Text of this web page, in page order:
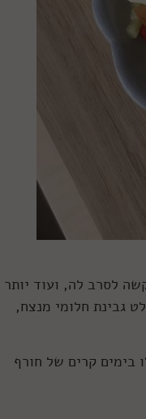
לסרב לה, ועוד יותר
גבינת חלומי מנצח,
בימים קרים של חורף